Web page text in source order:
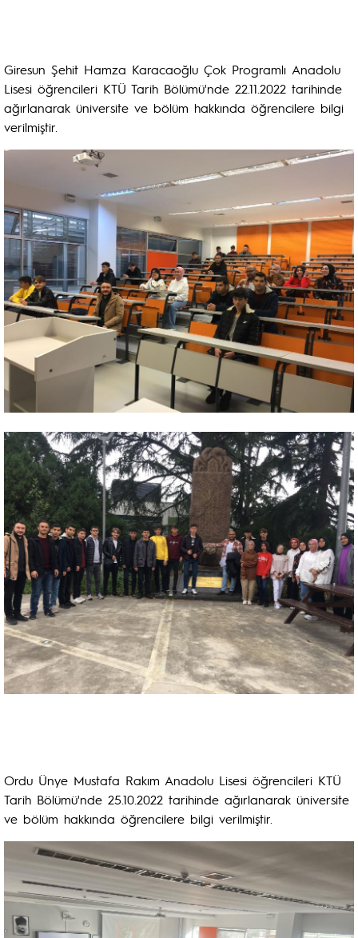
Giresun Şehit Hamza Karacaoğlu Çok Programlı Anadolu
Lisesi öğrencileri KTÜ Tarih Bölümü'nde 22.11.2022 tarihinde
ağırlanarak üniversite ve bölüm hakkında öğrencilere bilgi
verilmiştir.
Ordu Ünye Mustafa Rakım Anadolu Lisesi öğrencileri KTÜ
Tarih Bölümü'nde 25.10.2022 tarihinde ağırlanarak üniversite
ve bölüm hakkında öğrencilere bilgi verilmiştir.